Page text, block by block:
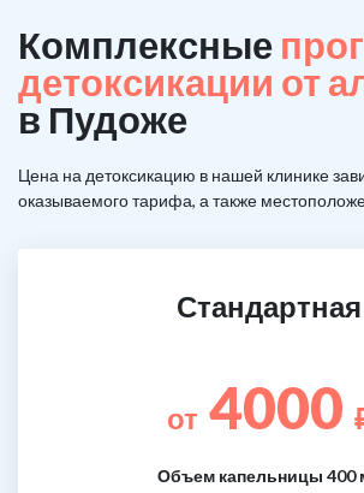
Комплексные
детоксикации от
в Пудоже
Цена на детоксикацию в нашей клинике
оказываемого тарифа, а также
Стандартная
от 4000
Объем капельницы 400